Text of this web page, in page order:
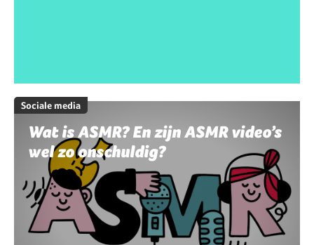
Sociale media
Wat is ASMR? En zijn ASMR video’s
wel zo onschuldig?